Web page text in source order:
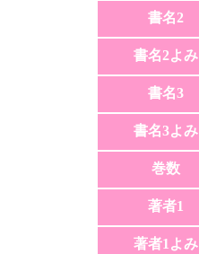
書名2
書名2よみ
書名3
書名3よみ
巻数
著者1
著者1よみ